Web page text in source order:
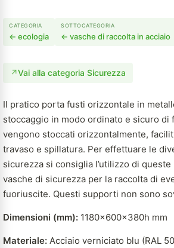
CATEGORIA
← ecologia
SOTTOCATEGORIA
← vasche di raccolta in acciaio
↗Vai alla categoria Sicurezza
Il pratico porta fusti orizzontale in
stoccaggio in modo ordinato e sicuro di
vengono stoccati orizzontalmente,
travaso e spillatura. Per effettuare le
sicurezza si consiglia l’utilizzo di
vasche di sicurezza per la raccolta di
fuoriuscite. Questi supporti non sono
Dimensioni (mm): 1180x600x380h mm
Materiale: Acciaio verniciato blu (RAL